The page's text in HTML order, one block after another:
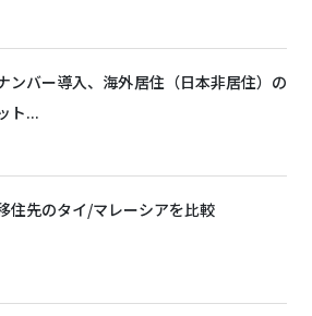
ンバー導入、海外居住（日本非居住）の
ト...
住先のタイ/マレーシアを比較